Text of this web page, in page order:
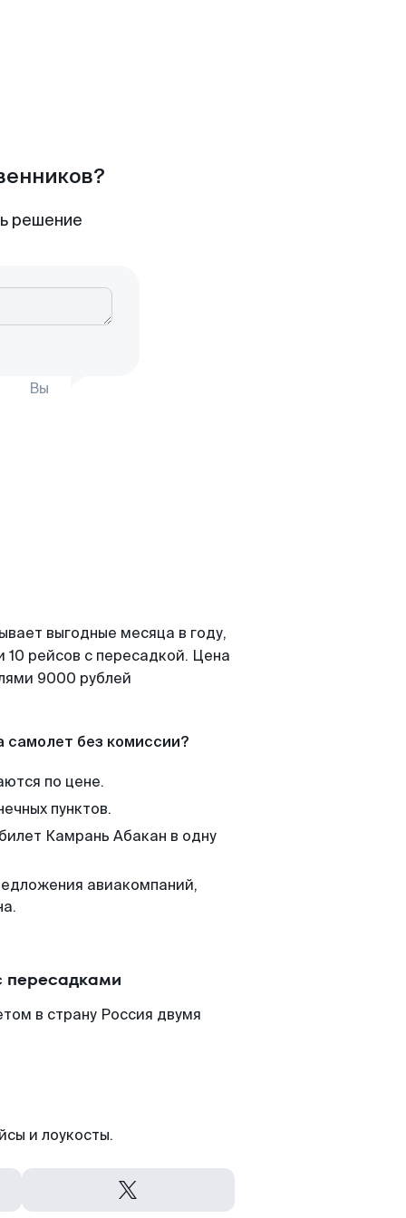
решение
Вы
выгодные месяца в году,
рейсов с пересадкой. Цена
9000 рублей
самолет без комиссии?
по цене.
пунктов.
Камрань Абакан в одну
авиакомпаний,
пересадками
в страну Россия двумя
и лоукосты.